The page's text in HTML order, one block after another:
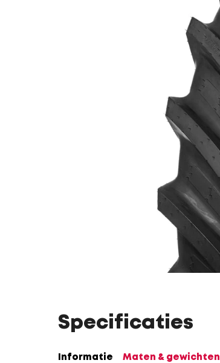
Specificaties
Informatie Maten & gewichten